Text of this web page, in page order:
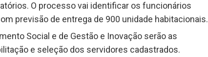
O processo vai identificar os funcionários
previsão de entrega de 900 unidade habitacionais.
Social e de Gestão e Inovação serão as
e seleção dos servidores cadastrados.